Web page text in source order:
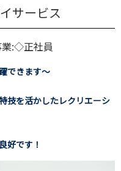
サービス
:◇正社員
できます～
かしたレクリエーシ
す！